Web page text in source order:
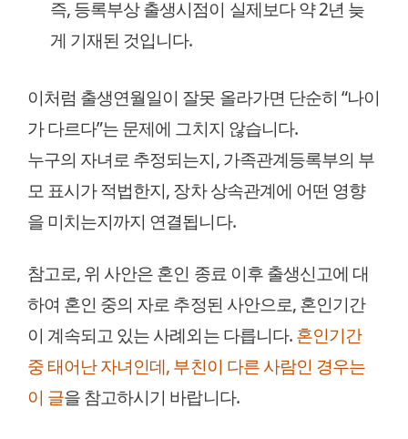
즉, 등록부상 출생시점이 실제보다 약 2년 늦
게 기재된 것입니다.
이처럼 출생연월일이 잘못 올라가면 단순히 “나이
가 다르다”는 문제에 그치지 않습니다.
누구의 자녀로 추정되는지, 가족관계등록부의 부
모 표시가 적법한지, 장차 상속관계에 어떤 영향
을 미치는지까지 연결됩니다.
참고로, 위 사안은 혼인 종료 이후 출생신고에 대
하여 혼인 중의 자로 추정된 사안으로, 혼인기간
이 계속되고 있는 사례외는 다릅니다.혼인기간
중 태어난 자녀인데, 부친이 다른 사람인 경우는
이 글을 참고하시기 바랍니다.